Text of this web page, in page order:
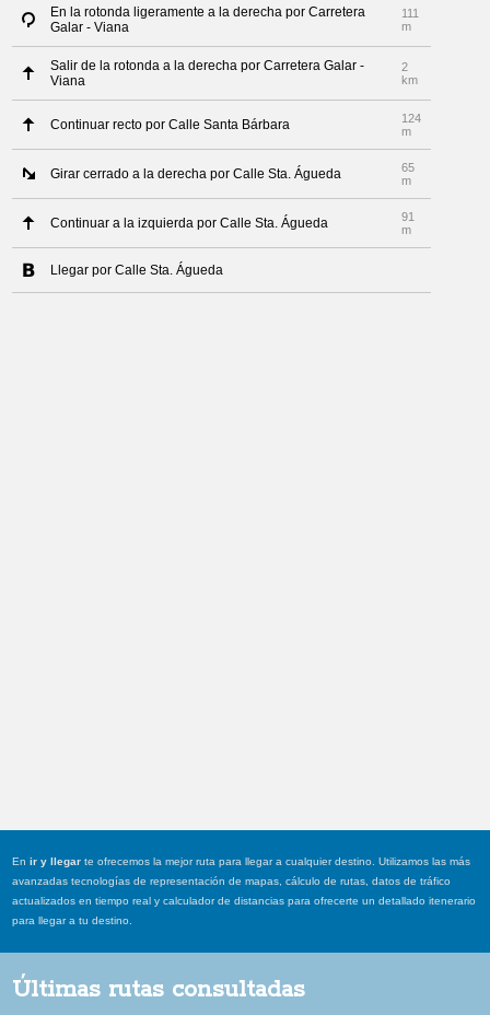
En la rotonda ligeramente a la derecha por Carretera
Galar - Viana
111
m
Salir de la rotonda a la derecha por Carretera Galar -
Viana
2
km
Continuar recto por Calle Santa Bárbara
124
m
Girar cerrado a la derecha por Calle Sta. Águeda
65
m
Continuar a la izquierda por Calle Sta. Águeda
91
m
Llegar por Calle Sta. Águeda
Enir y llegar te ofrecemos la mejor ruta para llegar a cualquier destino. Utilizamos las más
avanzadas tecnologías de representación de mapas, cálculo de rutas, datos de tráfico
actualizados en tiempo real y calculador de distancias para ofrecerte un detallado itenerario
para llegar a tu destino.
Últimas rutas consultadas